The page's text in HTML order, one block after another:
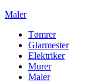
Maler
Tømrer
Glarmester
Elektriker
Murer
Maler